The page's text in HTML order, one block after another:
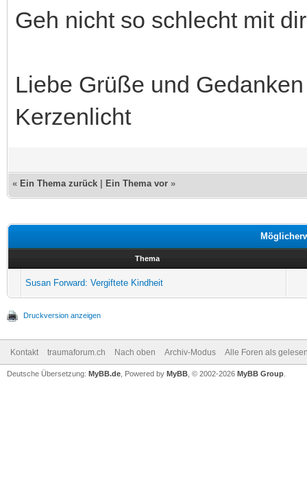
Geh nicht so schlecht mit
Liebe Grüße und Gedanken
Kerzenlicht
« Ein Thema zurück Ein Thema vor »
Thema
Susan Forward: Vergiftete Kindheit
Druckversion anzeigen
Kontakt traumaforum.ch Nach oben Archiv-Modus Alle Foren als
Deutsche Übersetzung: MyBB.de , Powered by MyBB , © 2002-2026 MyBB Group